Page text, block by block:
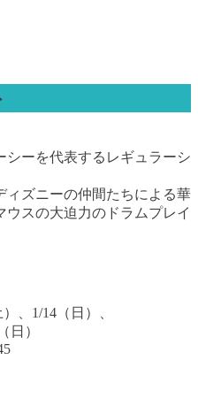
ーを代表するレギュラーシ
ィズニーの仲間たちによる華
スの大迫力のドラムプレイ
、1/14（日）、
日）